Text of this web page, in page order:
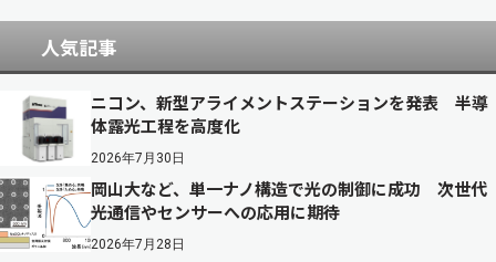
人気記事
ニコン、新型アライメントステーションを発表 半導
体露光工程を高度化
2026年7月30日
岡山大など、単一ナノ構造で光の制御に成功 次世代
光通信やセンサーへの応用に期待
2026年7月28日